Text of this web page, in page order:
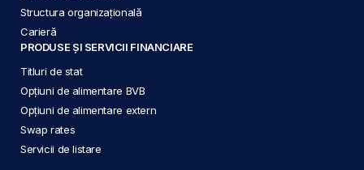
Structura organizațională
Carieră
PRODUSE ȘI SERVICII FINANCIARE
Titluri de stat
Opțiuni de alimentare BVB
Opțiuni de alimentare extern
Swap rates
Servicii de listare